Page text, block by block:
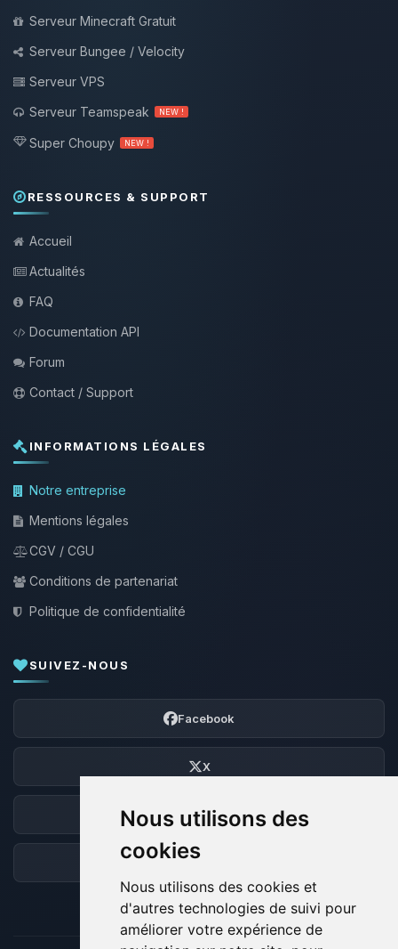
Nous utilisons des
cookies
Nous utilisons des cookies et
d'autres technologies de suivi pour
améliorer votre expérience de
Serveur Minecraft Gratuit
Serveur Bungee / Velocity
Serveur VPS
Serveur Teamspeak
NEW !
Super Choupy NEW !
RESSOURCES & SUPPORT
Accueil
Actualités
FAQ
Documentation API
Forum
Contact / Support
INFORMATIONS LÉGALES
Notre entreprise
Mentions légales
CGV / CGU
Conditions de partenariat
Politique de confidentialité
SUIVEZ-NOUS
Facebook
X
Discord
Forum